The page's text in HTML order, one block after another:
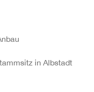
in Albstadt